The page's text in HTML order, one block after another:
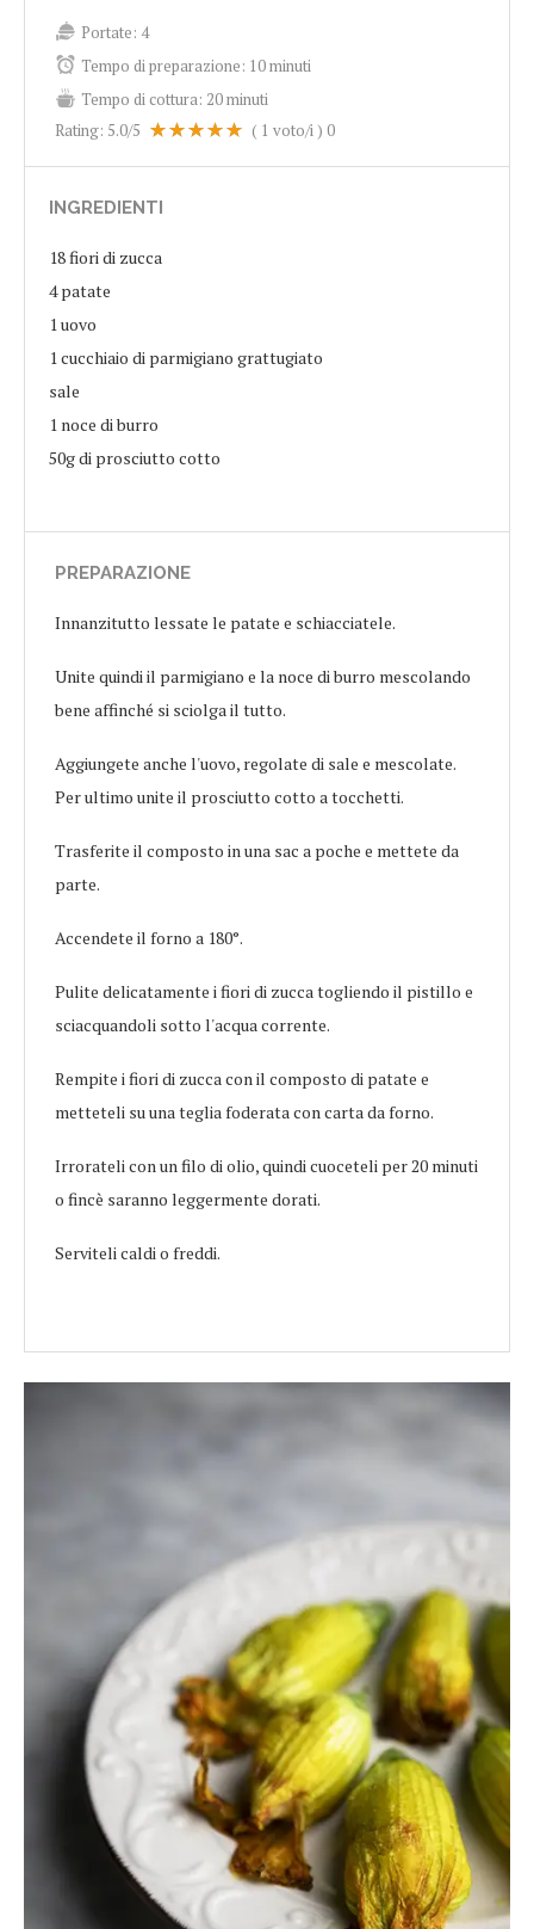
Portate: 4
Tempo di preparazione: 10 minuti
Tempo di cottura: 20 minuti
Rating: 5.0/5 ( 1 voto/i ) 0
INGREDIENTI
18 fiori di zucca
4 patate
1 uovo
1 cucchiaio di parmigiano grattugiato
sale
1 noce di burro
50g di prosciutto cotto
PREPARAZIONE
Innanzitutto lessate le patate e schiacciatele.
Unite quindi il parmigiano e la noce di burro mescolando
bene affinché si sciolga il tutto.
Aggiungete anche l'uovo, regolate di sale e mescolate.
Per ultimo unite il prosciutto cotto a tocchetti.
Trasferite il composto in una sac a poche e mettete da
parte.
Accendete il forno a 180°.
Pulite delicatamente i fiori di zucca togliendo il pistillo e
sciacquandoli sotto l'acqua corrente.
Rempite i fiori di zucca con il composto di patate e
metteteli su una teglia foderata con carta da forno.
Irrorateli con un filo di olio, quindi cuoceteli per 20 minuti
o fincè saranno leggermente dorati.
Serviteli caldi o freddi.